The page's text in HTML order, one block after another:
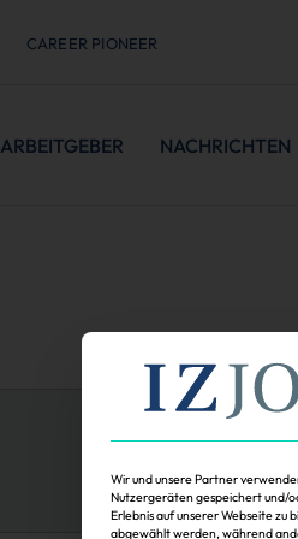
CAREER PIONEER
ARBEITGEBER NACHRICHTEN
Wir und unsere Partner
Nutzergeräten gespeichert und/
Erlebnis auf unserer Webseite zu
abgewählt werden, während